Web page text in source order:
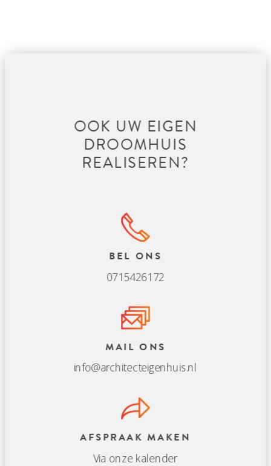
OOK UW EIGEN
DROOMHUIS
REALISEREN?
BEL ONS
0715426172
MAIL ONS
info@architecteigenhuis.nl
AFSPRAAK MAKEN
Via onze kalender